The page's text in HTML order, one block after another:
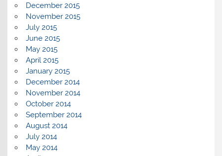
December 2015
November 2015
July 2015
June 2015
May 2015
April 2015
January 2015
December 2014
November 2014
October 2014
September 2014
August 2014
July 2014
May 2014